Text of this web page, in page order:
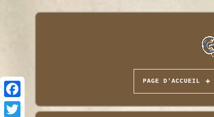
PAGE D'ACCUEIL